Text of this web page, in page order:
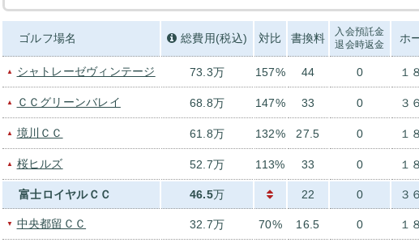
ゴルフ場名 総費用(税込) 対比 書換料
入会預託金
退会時返金
ホ
▲ シャトレーゼヴィンテージ 73.3万 157% 44 0 １
▲ ＣＣグリーンバレイ 68.8万 147% 33 0 ３
▲ 境川ＣＣ 61.8万 132% 27.5 0 １
▲ 桜ヒルズ 52.7万 113% 33 0 １
富士ロイヤルＣＣ 46.5万 22 0 ３
▼ 中央都留ＣＣ 32.7万 70% 16.5 0 １